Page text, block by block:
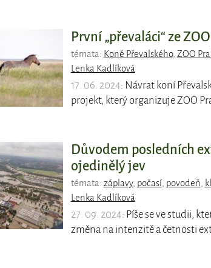
První „převaláci“ ze
témata: Koně Převalského, ZOO
Lenka Kadlíková
17. 06. 2024: Návrat koní
projekt, který organizuje ZOO
Důvodem posledních
ojedinělý jev
témata: záplavy, počasí, povodeň
Lenka Kadlíková
27. 09. 2024: Píše se ve studii,
změna na intenzitě a četnosti